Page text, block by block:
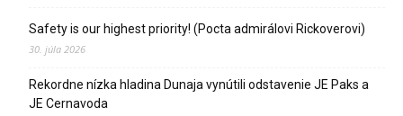
Safety is our highest priority! (Pocta admirálovi Rickoverovi)
30. júla 2026
Rekordne nízka hladina Dunaja vynútili odstavenie JE Paks a
JE Cernavoda